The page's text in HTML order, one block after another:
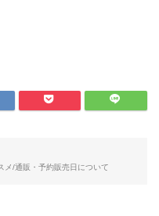
メ/通販・予約販売日について